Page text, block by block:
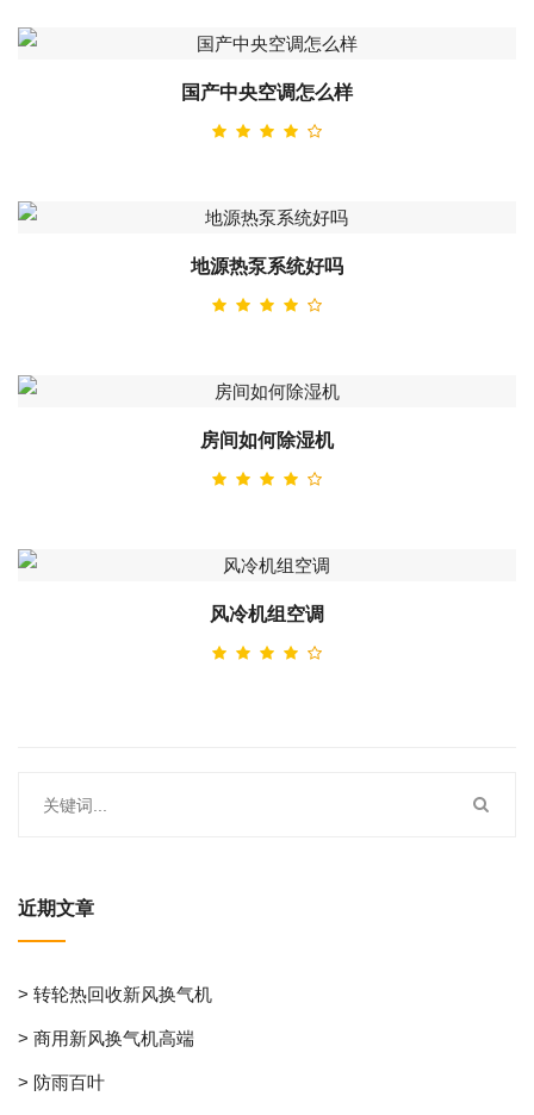
国产中央空调怎么样
地源热泵系统好吗
房间如何除湿机
风冷机组空调
近期文章
> 转轮热回收新风换气机
> 商用新风换气机高端
> 防雨百叶